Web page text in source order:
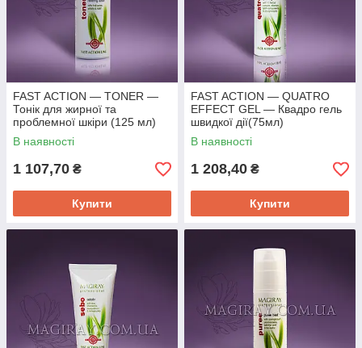
Spa Tropical
Косметичні засоби з приємним фруктово-ягідним
для всіх типів шкіри.
Переваги представлених
косметичних засобів
Допомагають зняти запальні процеси
шкіри.
FAST ACTION — TONER —
Тонік для жирної та
проблемної шкіри (125 мл)
В наявності
1 107,70 ₴
Купити
FAST ACTION — QUATRO
EFFECT GEL — Квадро гель
швидкої дії(75мл)
В наявності
1 208,40 ₴
Купити